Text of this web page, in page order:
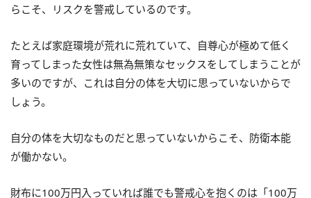
らこそ、リスクを警戒しているのです。
たとえば家庭環境が荒れに荒れていて、自尊心が極めて低く
育ってしまった女性は無為無策なセックスをしてしまうことが
多いのですが、これは自分の体を大切に思っていないからで
しょう。
自分の体を大切なものだと思っていないからこそ、防衛本能
が働かない。
財布に100万円入っていれば誰でも警戒心を抱くのは「100万